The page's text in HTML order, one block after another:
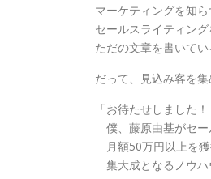
マーケティングを知ら
セールスライティング
ただの文章を書いてい
だって、見込み客を集
「お待たせしました！
僕、藤原由基がセー
月額50万円以上を
集大成となるノウハ